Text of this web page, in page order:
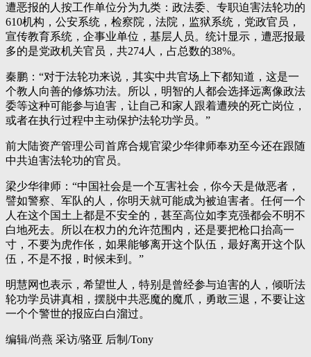
遭恶报的人按工作单位分为九类：政法委、专职迫害法轮功的
610机构，公安系统，检察院，法院，监狱系统，党政官员，
宣传教育系统，企事业单位，基层人员。统计显示，遭恶报最
多的是党政机关官员，共274人，占总数的38%。
秦鹏：“对于法轮功来说，其实中共官场上下都知道，这是一
个教人向善的修炼功法。所以，明智的人都会选择远离像政法
委等这种可能参与迫害，让自己和家人跟着遭殃的死亡岗位，
或者在执行过程中主动保护法轮功学员。”
前大陆资产管理公司首席合规官梁少华律师奉劝至今还在跟随
中共迫害法轮功的官员。
梁少华律师：“中国社会是一个互害社会，你今天是做恶者，
譬如警察、军队的人，你明天就可能成为被迫害者。任何一个
人在这个国土上都是不安全的，甚至高位如李克强都会不明不
白地死去。所以在权力的允许范围内，还是要把枪口抬高一
寸，不要为虎作伥，如果能够离开这个队伍，最好离开这个队
伍，不是不报，时候未到。”
明慧网也表示，希望世人，特别是曾经参与迫害的人，倾听法
轮功学员讲真相，摆脱中共恶魔的魔爪，勇敢三退，不要让这
一个个警世的报应白白溜过。
编辑/尚燕 采访/骆亚 后制/Tony